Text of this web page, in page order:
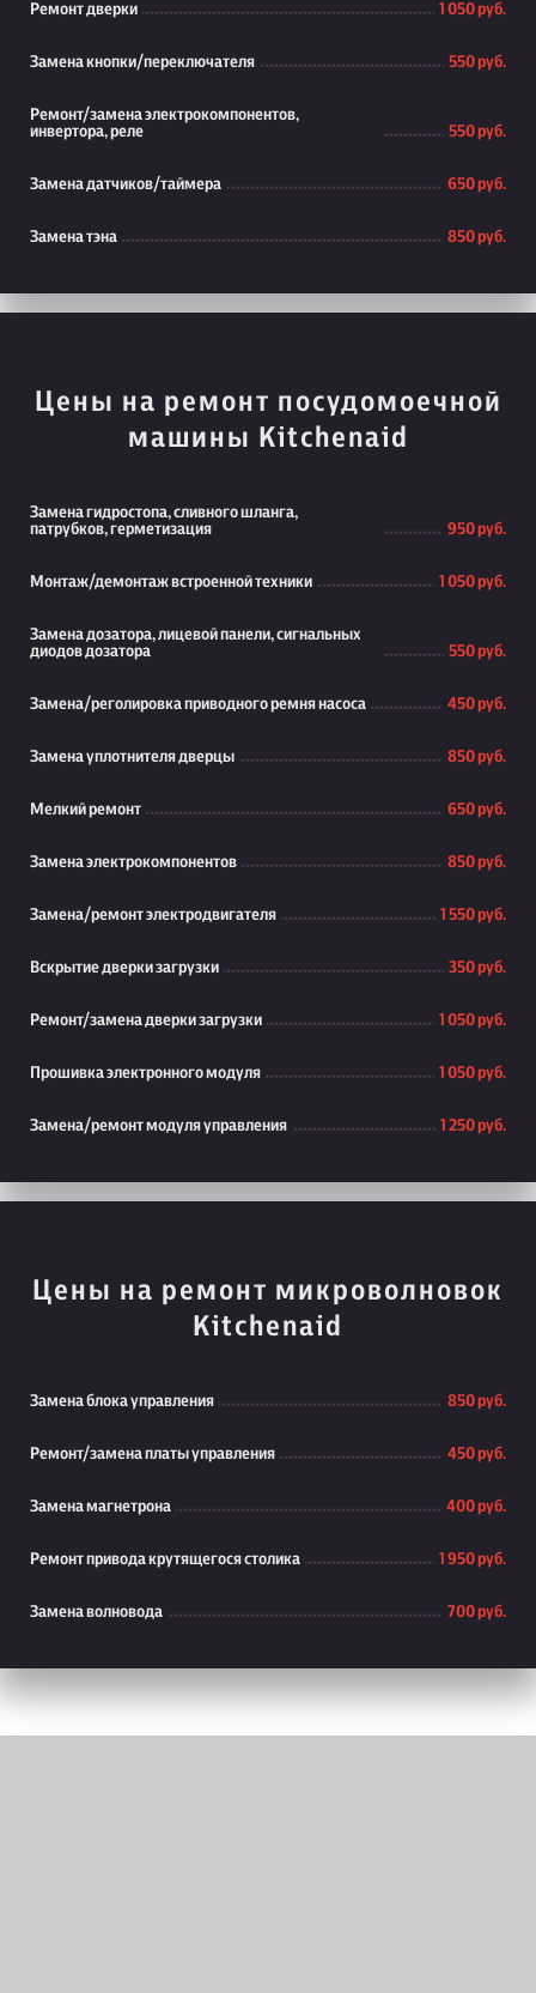
Ремонт дверки 1 050 руб.
Замена кнопки/переключателя 550 руб.
Ремонт/замена электрокомпонентов,
инвертора, реле
550 руб.
Замена датчиков/таймера 650 руб.
Замена тэна 850 руб.
Цены на ремонт посудомоечной
машины Kitchenaid
Замена гидростопа, сливного шланга,
патрубков, герметизация
950 руб.
Монтаж/демонтаж встроенной техники 1 050 руб.
Замена дозатора, лицевой панели, сигнальных
диодов дозатора
550 руб.
Замена/реголировка приводного ремня насоса 450 руб.
Замена уплотнителя дверцы 850 руб.
Мелкий ремонт 650 руб.
Замена электрокомпонентов 850 руб.
Замена/ремонт электродвигателя 1 550 руб.
Вскрытие дверки загрузки 350 руб.
Ремонт/замена дверки загрузки 1 050 руб.
Прошивка электронного модуля 1 050 руб.
Замена/ремонт модуля управления 1 250 руб.
Цены на ремонт микроволновок
Kitchenaid
Замена блока управления 850 руб.
Ремонт/замена платы управления 450 руб.
Замена магнетрона 400 руб.
Ремонт привода крутящегося столика 1 950 руб.
Замена волновода 700 руб.